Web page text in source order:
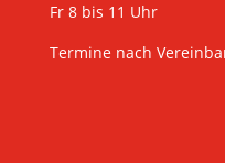
Fr 8 bis 11 Uhr
Termine nach